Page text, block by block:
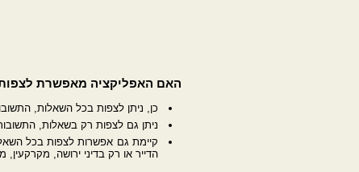
האם האפליקציה מאפשרת
כן, ניתן לצפות בכל השאלות,
ניתן גם לצפות רק בשאלות,
קיימת גם אפשרות לצפות בכל
הדייר או רק בדיני ירושה, מקרקעין,